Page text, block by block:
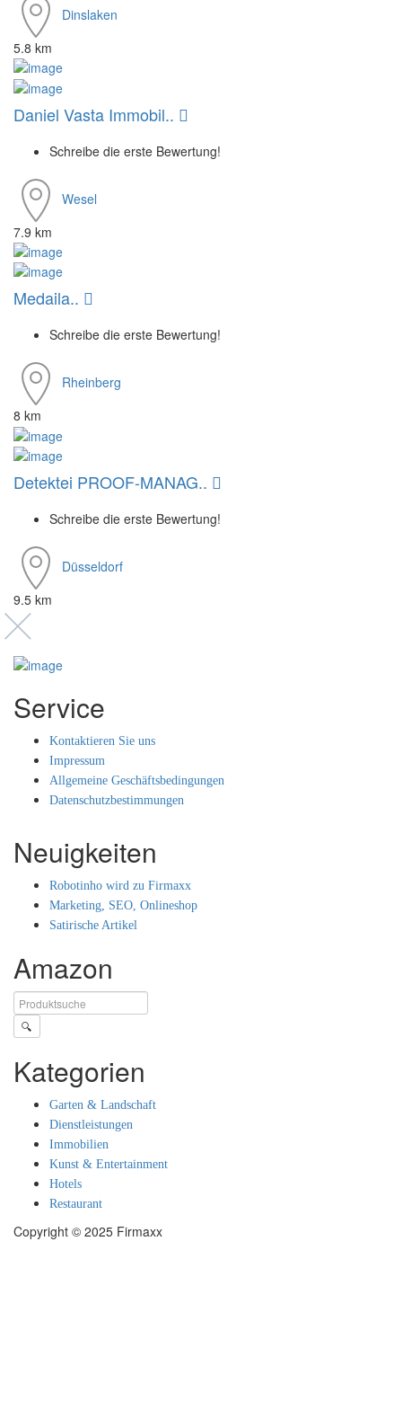
Dinslaken
5.8 km
Daniel Vasta Immobil..
Schreibe die erste Bewertung!
Wesel
7.9 km
Medaila..
Schreibe die erste Bewertung!
Rheinberg
8 km
Detektei PROOF-MANAG..
Schreibe die erste Bewertung!
Düsseldorf
9.5 km
Service
Kontaktieren Sie uns
Impressum
Allgemeine Geschäftsbedingungen
Datenschutzbestimmungen
Neuigkeiten
Robotinho wird zu Firmaxx
Marketing, SEO, Onlineshop
Satirische Artikel
Amazon
🔍
Kategorien
Garten & Landschaft
Dienstleistungen
Immobilien
Kunst & Entertainment
Hotels
Restaurant
Copyright © 2025 Firmaxx